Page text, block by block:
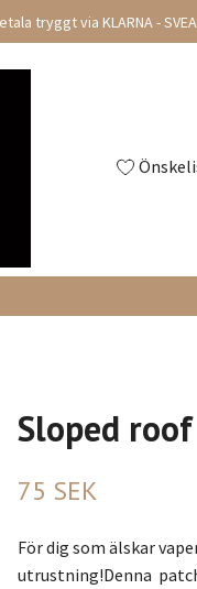
tryggt via KLARNA -
Sloped
75 SEK
För dig som älskar
utrustning!Denna